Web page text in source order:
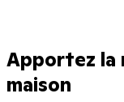
Apportez la
maison